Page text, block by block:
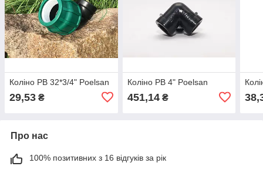
Коліно РВ 32*3/4" Poelsan
29,53 ₴
Коліно РВ 4" Poelsan
451,14₴
Про нас
100% позитивних з 16 відгуків за рік